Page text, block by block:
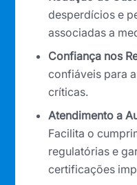
desperdícios e
associadas a
Confiança nos
confiáveis para
críticas.
Atendimento a
Facilita o
regulatórias e
certificações